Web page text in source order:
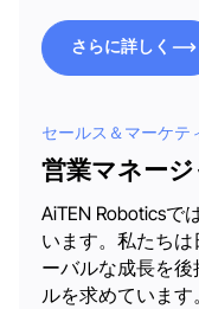
さらに詳しく
セールス＆マーケテ
営業マネー
AiTEN Roboticsで
います。私たち
ーバルな成長を
ルを求めていま